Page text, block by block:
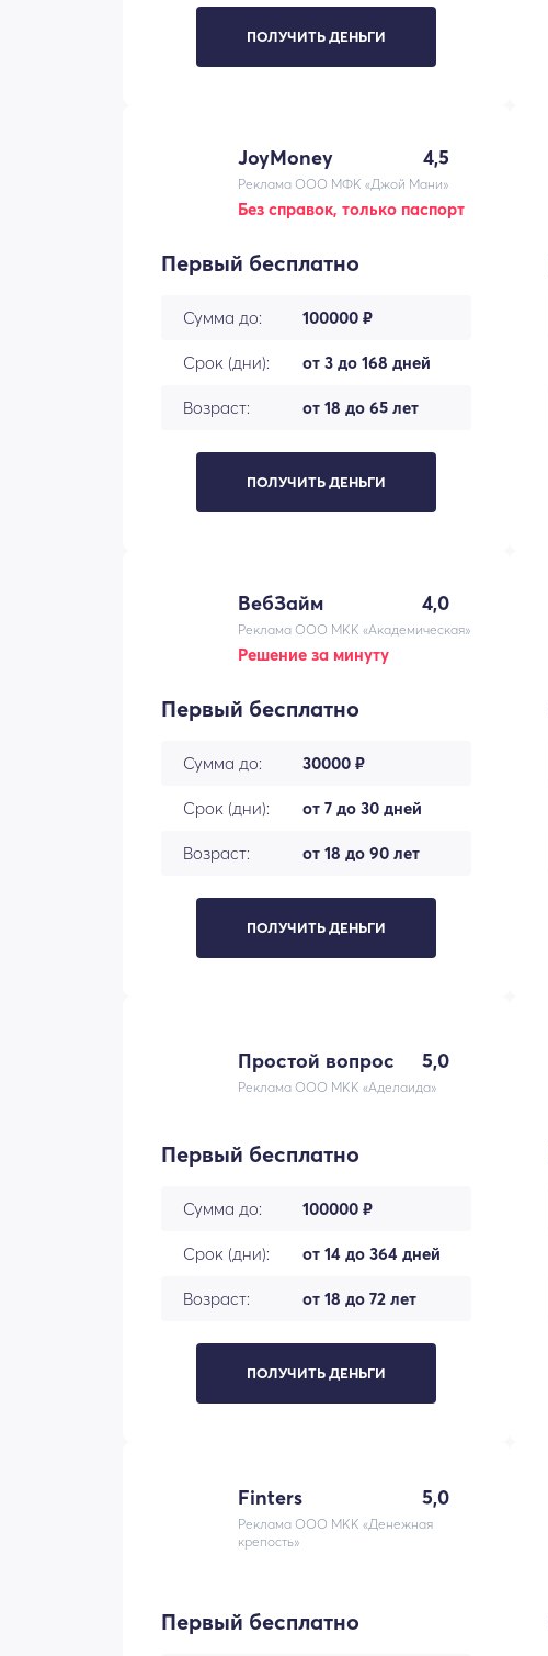
ПОЛУЧИТЬ ДЕНЬГИ
JoyMoney 4,5
Реклама ООО МФК «Джой Мани»
Без справок, только паспорт
Первый бесплатно
Сумма до: 100000 ₽
Срок (дни): от 3 до 168 дней
Возраст: от 18 до 65 лет
ПОЛУЧИТЬ ДЕНЬГИ
ВебЗайм 4,0
Реклама ООО МКК «Академическая»
Решение за минуту
Первый бесплатно
Сумма до: 30000 ₽
Срок (дни): от 7 до 30 дней
Возраст: от 18 до 90 лет
ПОЛУЧИТЬ ДЕНЬГИ
Простой вопрос 5,0
Реклама ООО МКК «Аделаида»
Первый бесплатно
Сумма до: 100000 ₽
Срок (дни): от 14 до 364 дней
Возраст: от 18 до 72 лет
ПОЛУЧИТЬ ДЕНЬГИ
Finters 5,0
Реклама ООО МКК «Денежная
крепость»
Первый бесплатно